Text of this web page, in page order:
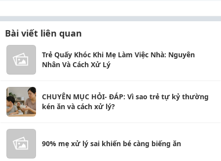
Bài viết liên quan
Trẻ Quấy Khóc Khi Mẹ Làm Việc Nhà: Nguyên
Nhân Và Cách Xử Lý
CHUYÊN MỤC HỎI- ĐÁP: Vì sao trẻ tự kỷ thường
kén ăn và cách xử lý?
90% mẹ xử lý sai khiến bé càng biếng ăn